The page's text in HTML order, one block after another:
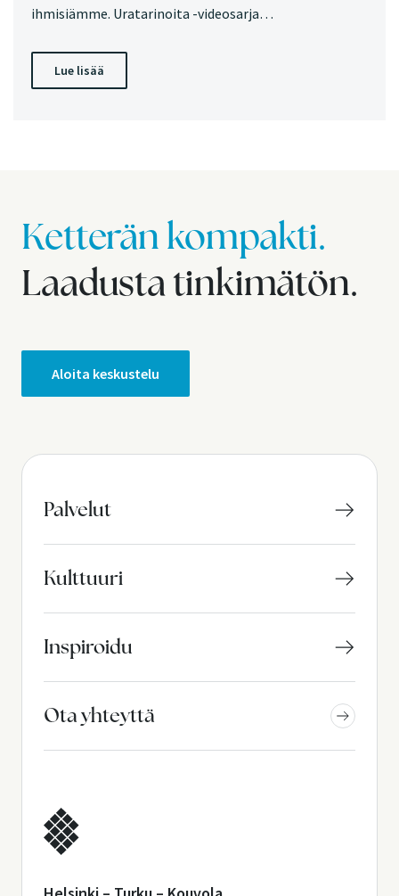
ihmisiämme. Uratarinoita -videosarja…
Lue lisää
Ketterän kompakti.
Laadusta tinkimätön.
Aloita keskustelu
Palvelut
Kulttuuri
Inspiroidu
Ota yhteyttä